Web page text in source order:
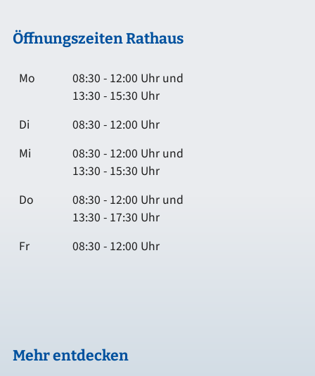
Öffnungszeiten Rathaus
Mo
08:30 - 12:00 Uhr und
13:30 - 15:30 Uhr
Di
08:30 - 12:00 Uhr
Mi
08:30 - 12:00 Uhr und
13:30 - 15:30 Uhr
Do
08:30 - 12:00 Uhr und
13:30 - 17:30 Uhr
Fr
08:30 - 12:00 Uhr
Mehr entdecken